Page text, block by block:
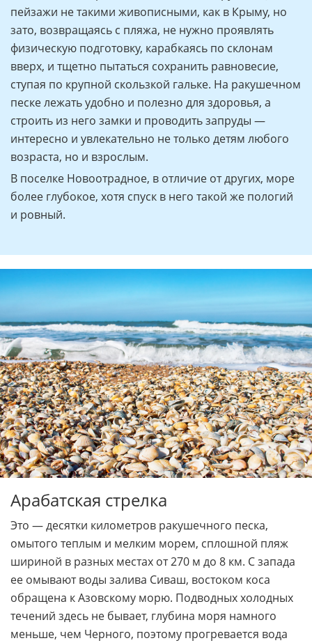
пейзажи не такими живописными, как в Крыму, но
зато, возвращаясь с пляжа, не нужно проявлять
физическую подготовку, карабкаясь по склонам
вверх, и тщетно пытаться сохранить равновесие,
ступая по крупной скользкой гальке. На ракушечном
песке лежать удобно и полезно для здоровья, а
строить из него замки и проводить запруды —
интересно и увлекательно не только детям любого
возраста, но и взрослым.
В поселке Новоотрадное, в отличие от других, море
более глубокое, хотя спуск в него такой же пологий
и ровный.
Арабатская стрелка
Это — десятки километров ракушечного песка,
омытого теплым и мелким морем, сплошной пляж
шириной в разных местах от 270 м до 8 км. С запада
ее омывают воды залива Сиваш, востоком коса
обращена к Азовскому морю. Подводных холодных
течений здесь не бывает, глубина моря намного
меньше, чем Черного, поэтому прогревается вода